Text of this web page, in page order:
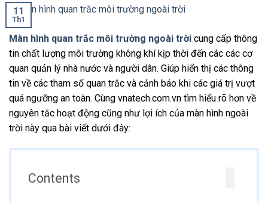
11
Th1
Màn hình quan trắc môi trường ngoài trời cung cấp thông
tin chất lượng môi trường không khí kịp thời đến các các cơ
quan quản lý nhà nước và người dân. Giúp hiển thị các thông
tin về các tham số quan trắc và cảnh báo khi các giá trị vượt
quá ngưỡng an toàn. Cùng vnatech.com.vn tìm hiểu rõ hơn về
nguyên tắc hoạt động cũng như lợi ích của màn hình ngoài
trời này qua bài viết dưới đây:
Contents